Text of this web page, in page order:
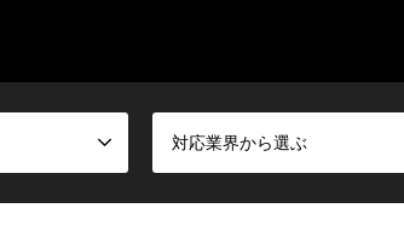
対応業界から選ぶ